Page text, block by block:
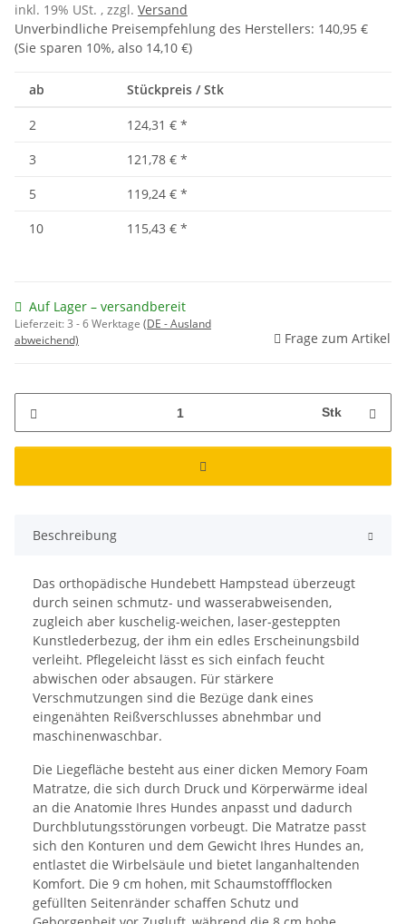
inkl. 19% USt. , zzgl. Versand
Unverbindliche Preisempfehlung des Herstellers: 140,95 €
(Sie sparen 10%, also 14,10 €)
ab Stückpreis / Stk
2 124,31 € *
3
121,78 € *
5
119,24 € *
10
115,43 € *
Auf Lager – versandbereit
Lieferzeit:3 - 6 Werktage (DE - Ausland
abweichend)
Frage zum Artikel
Stk
Beschreibung
Das orthopädische Hundebett Hampstead überzeugt
durch seinen schmutz- und wasserabweisenden,
zugleich aber kuschelig-weichen, laser-gesteppten
Kunstlederbezug, der ihm ein edles Erscheinungsbild
verleiht. Pflegeleicht lässt es sich einfach feucht
abwischen oder absaugen. Für stärkere
Verschmutzungen sind die Bezüge dank eines
eingenähten Reißverschlusses abnehmbar und
maschinenwaschbar.
Die Liegefläche besteht aus einer dicken Memory Foam
Matratze, die sich durch Druck und Körperwärme ideal
an die Anatomie Ihres Hundes anpasst und dadurch
Durchblutungsstörungen vorbeugt. Die Matratze passt
sich den Konturen und dem Gewicht Ihres Hundes an,
entlastet die Wirbelsäule und bietet langanhaltenden
Komfort. Die 9 cm hohen, mit Schaumstoffflocken
gefüllten Seitenränder schaffen Schutz und